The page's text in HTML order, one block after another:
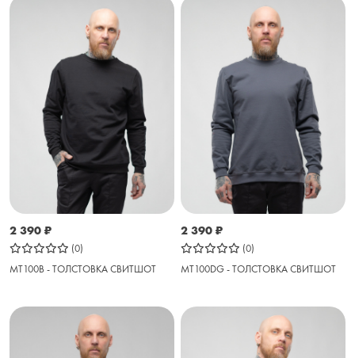
2 390 ₽
(0)
MT100B - ТОЛСТОВКА СВИТШОТ
2 390 ₽
(0)
MT100DG - ТОЛСТОВКА СВИТШОТ